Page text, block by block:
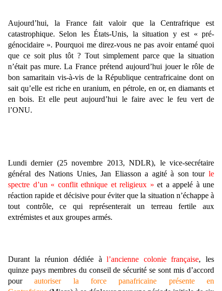
Aujourd’hui, la France fait valoir que la Centrafrique est
catastrophique. Selon les États-Unis, la situation y est « pré-
génocidaire ». Pourquoi me direz-vous ne pas avoir entamé quoi
que ce soit plus tôt ? Tout simplement parce que la situation
n’était pas mure. La France prétend aujourd’hui jouer le rôle de
bon samaritain vis-à-vis de la République centrafricaine dont on
sait qu’elle est riche en uranium, en pétrole, en or, en diamants et
en bois. Et elle peut aujourd’hui le faire avec le feu vert de
l’ONU.
Lundi dernier (25 novembre 2013, NDLR), le vice-secrétaire
général des Nations Unies, Jan Eliasson a agité à son tour le
spectre d’un « conflit ethnique et religieux » et a appelé à une
réaction rapide et décisive pour éviter que la situation n’échappe à
tout contrôle, ce qui représenterait un terreau fertile aux
extrémistes et aux groupes armés.
Durant la réunion dédiée àl’ancienne colonie française, les
quinze pays membres du conseil de sécurité se sont mis d’accord
pourautoriser la force panafricaine présente en